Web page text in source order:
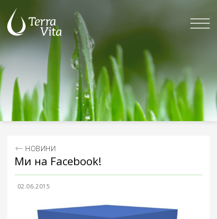
content
НОВИНИ
Ми на Facebook!
02.06.2015